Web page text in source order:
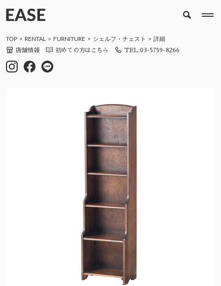
TOP RENTAL FURNITURE シェルフ・チェスト 詳細
店舗情報 初めての方はこちら TEL:03-5759-8266